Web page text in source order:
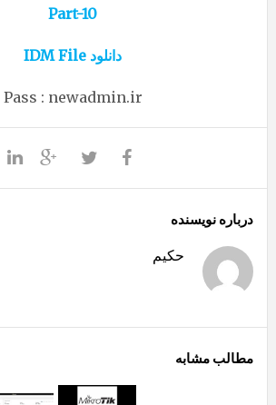
Part-10
دانلود IDM File
Pass : newadmin.ir
درباره نویسنده
حکیم
مطالب مشابه